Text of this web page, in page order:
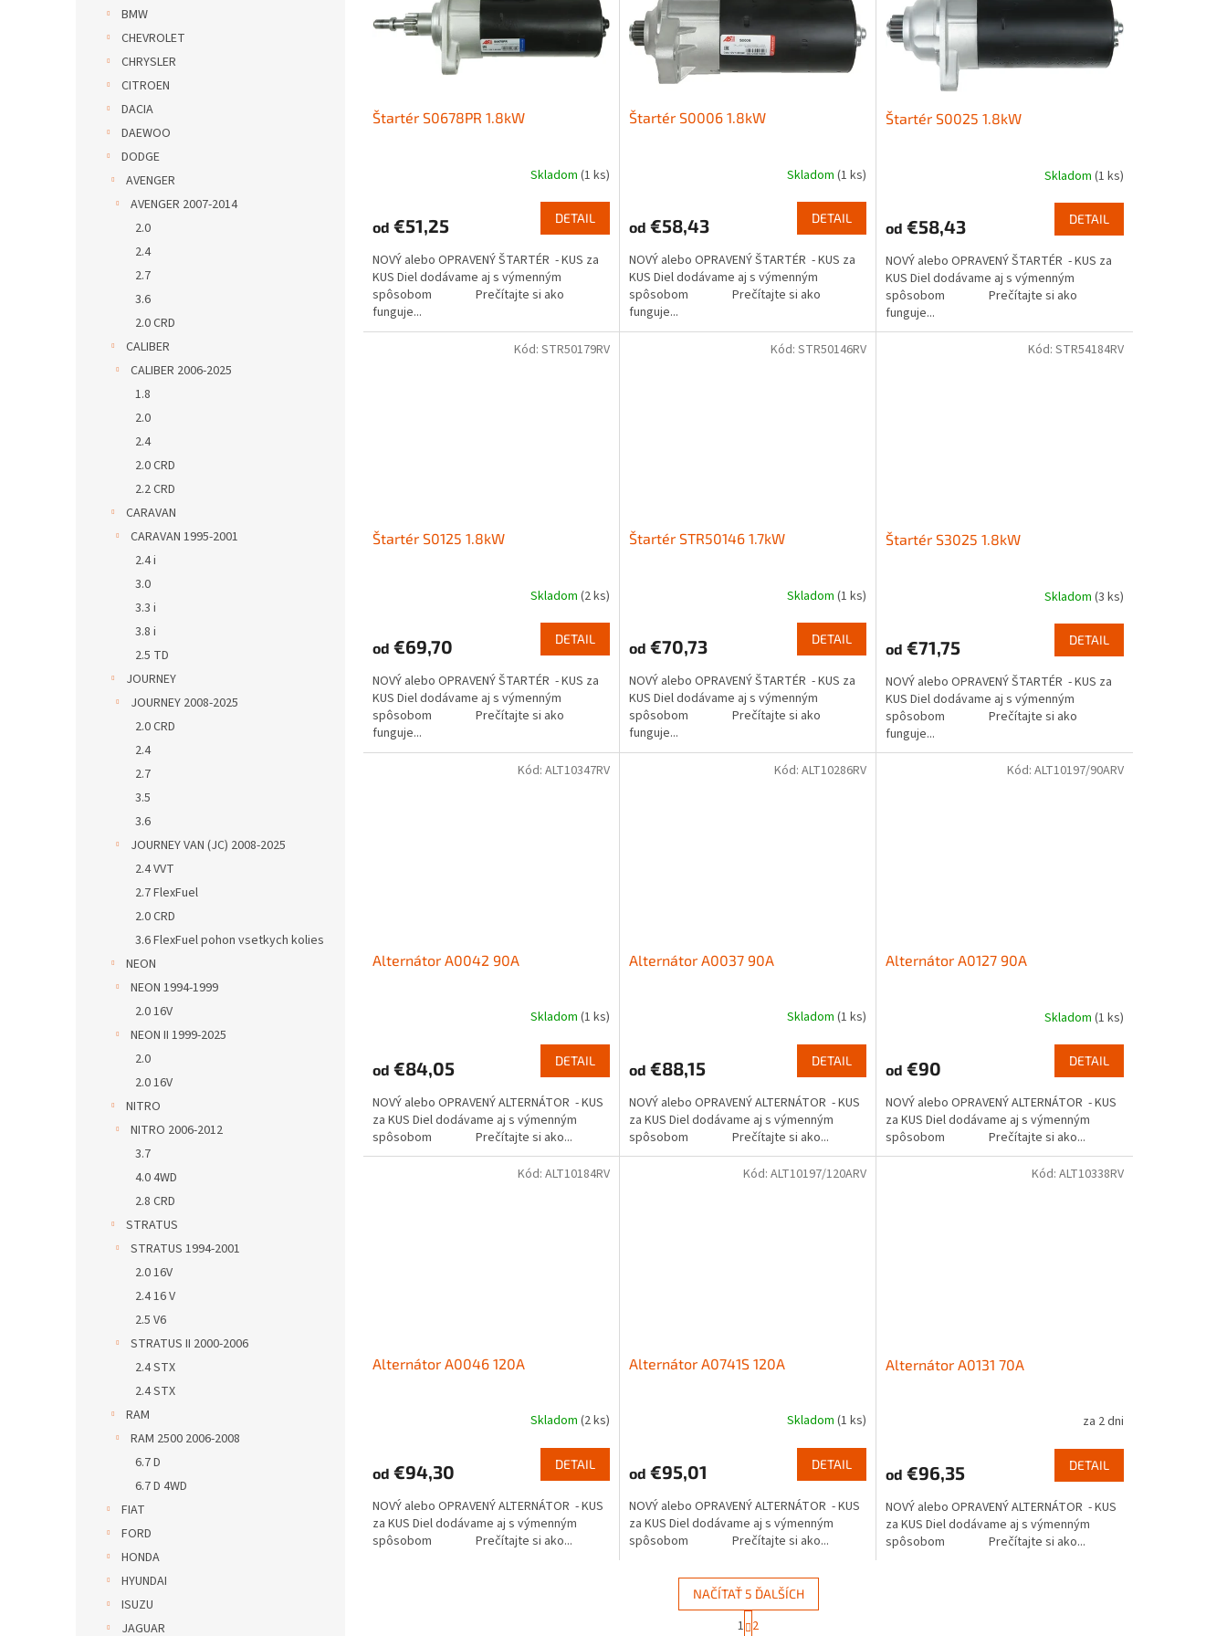
BMW
CHEVROLET
CHRYSLER
CITROEN
DACIA
DAEWOO
DODGE
AVENGER
AVENGER 2007-2014
2.0
2.4
2.7
3.6
2.0 CRD
CALIBER
CALIBER 2006-2025
1.8
2.0
2.4
2.0 CRD
2.2 CRD
CARAVAN
CARAVAN 1995-2001
2.4 i
3.0
3.3 i
3.8 i
2.5 TD
JOURNEY
JOURNEY 2008-2025
2.0 CRD
2.4
2.7
3.5
3.6
JOURNEY VAN (JC) 2008-2025
2.4 VVT
2.7 FlexFuel
2.0 CRD
3.6 FlexFuel pohon vsetkych kolies
NEON
NEON 1994-1999
2.0 16V
NEON II 1999-2025
2.0
2.0 16V
NITRO
NITRO 2006-2012
3.7
4.0 4WD
2.8 CRD
STRATUS
STRATUS 1994-2001
2.0 16V
2.4 16 V
2.5 V6
STRATUS II 2000-2006
2.4 STX
2.4 STX
RAM
RAM 2500 2006-2008
6.7 D
6.7 D 4WD
FIAT
FORD
HONDA
HYUNDAI
ISUZU
JAGUAR
p
Štartér S0678PR 1.8kW
Skladom (1 ks)
od €51,25 DETAIL
NOVÝ alebo OPRAVENÝ ŠTARTÉR - KUS za
KUS Diel dodávame aj s výmenným
spôsobom Prečítajte si ako
funguje...
Štartér S0006 1.8kW
Skladom (1 ks)
od €58,43 DETAIL
NOVÝ alebo OPRAVENÝ ŠTARTÉR - KUS za
KUS Diel dodávame aj s výmenným
spôsobom Prečítajte si ako
funguje...
Štartér S0025 1.8kW
Skladom (1 ks)
od €58,43 DETAIL
NOVÝ alebo OPRAVENÝ ŠTARTÉR - KUS za
KUS Diel dodávame aj s výmenným
spôsobom Prečítajte si ako
funguje...
Štartér S0125 1.8kW
Skladom (2 ks)
od €69,70 DETAIL
NOVÝ alebo OPRAVENÝ ŠTARTÉR - KUS za
KUS Diel dodávame aj s výmenným
spôsobom Prečítajte si ako
funguje...
Kód: STR50179RV
Štartér STR50146 1.7kW
Skladom (1 ks)
od €70,73 DETAIL
NOVÝ alebo OPRAVENÝ ŠTARTÉR - KUS za
KUS Diel dodávame aj s výmenným
spôsobom Prečítajte si ako
funguje...
Kód: STR50146RV
Štartér S3025 1.8kW
Skladom (3 ks)
od €71,75 DETAIL
NOVÝ alebo OPRAVENÝ ŠTARTÉR - KUS za
KUS Diel dodávame aj s výmenným
spôsobom Prečítajte si ako
funguje...
Kód: STR54184RV
Alternátor A0042 90A
Skladom (1 ks)
od €84,05 DETAIL
NOVÝ alebo OPRAVENÝ ALTERNÁTOR - KUS
za KUS Diel dodávame aj s výmenným
spôsobom Prečítajte si ako...
Kód: ALT10347RV
Alternátor A0037 90A
Skladom (1 ks)
od €88,15 DETAIL
NOVÝ alebo OPRAVENÝ ALTERNÁTOR - KUS
za KUS Diel dodávame aj s výmenným
spôsobom Prečítajte si ako...
Kód: ALT10286RV
Alternátor A0127 90A
Skladom (1 ks)
od €90 DETAIL
NOVÝ alebo OPRAVENÝ ALTERNÁTOR - KUS
za KUS Diel dodávame aj s výmenným
spôsobom Prečítajte si ako...
Kód: ALT10197/90ARV
Alternátor A0046 120A
Skladom (2 ks)
od €94,30 DETAIL
NOVÝ alebo OPRAVENÝ ALTERNÁTOR - KUS
za KUS Diel dodávame aj s výmenným
spôsobom Prečítajte si ako...
Kód: ALT10184RV
Alternátor A0741S 120A
Skladom (1 ks)
od €95,01 DETAIL
NOVÝ alebo OPRAVENÝ ALTERNÁTOR - KUS
za KUS Diel dodávame aj s výmenným
spôsobom Prečítajte si ako...
Kód: ALT10197/120ARV
Alternátor A0131 70A
za 2 dni
od €96,35 DETAIL
NOVÝ alebo OPRAVENÝ ALTERNÁTOR - KUS
za KUS Diel dodávame aj s výmenným
spôsobom Prečítajte si ako...
Kód: ALT10338RV
NAČÍTAŤ 5 ĎALŠÍCH
S
t
1 2